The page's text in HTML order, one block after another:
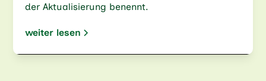
der Aktualisierung benennt.
weiter lesen